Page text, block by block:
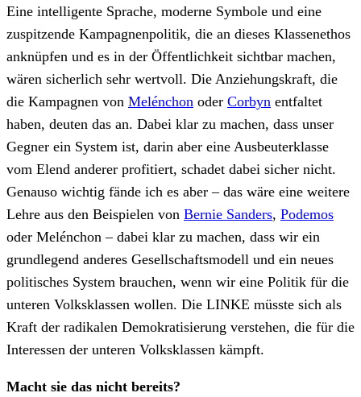
Eine intelligente Sprache, moderne Symbole und eine
zuspitzende Kampagnenpolitik, die an dieses Klassenethos
anknüpfen und es in der Öffentlichkeit sichtbar machen,
wären sicherlich sehr wertvoll. Die Anziehungskraft, die
die Kampagnen von Melénchon oder Corbyn entfaltet
haben, deuten das an. Dabei klar zu machen, dass unser
Gegner ein System ist, darin aber eine Ausbeuterklasse
vom Elend anderer profitiert, schadet dabei sicher nicht.
Genauso wichtig fände ich es aber – das wäre eine weitere
Lehre aus den Beispielen von Bernie Sanders, Podemos
oder Melénchon – dabei klar zu machen, dass wir ein
grundlegend anderes Gesellschaftsmodell und ein neues
politisches System brauchen, wenn wir eine Politik für die
unteren Volksklassen wollen. Die LINKE müsste sich als
Kraft der radikalen Demokratisierung verstehen, die für die
Interessen der unteren Volksklassen kämpft.
Macht sie das nicht bereits?